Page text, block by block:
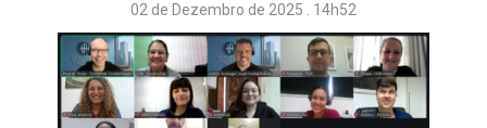
02 de Dezembro de 2025 . 14h52